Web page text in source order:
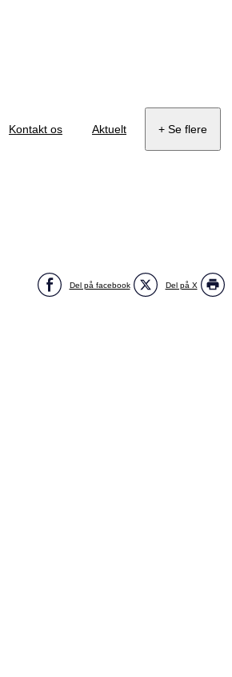
Kontakt os Aktuelt + Se flere
Del på facebook Del på X